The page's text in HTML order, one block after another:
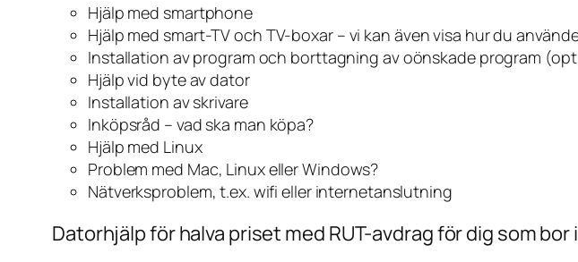
Hjälp med smartphone
Hjälp med smart-TV och TV-boxar – vi kan även visa hur du
Installation av program och borttagning av oönskade program
Hjälp vid byte av dator
Installation av skrivare
Inköpsråd – vad ska man köpa?
Hjälp med Linux
Problem med Mac, Linux eller Windows?
Nätverksproblem, t.ex. wifi eller internetanslutning
Datorhjälp för halva priset med RUT-avdrag för dig som bor